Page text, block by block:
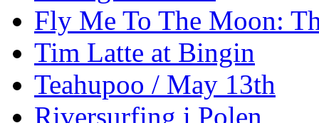
Fly Me To The Moon:
Tim Latte at Bingin
Teahupoo / May 13th
Riversurfing i Polen